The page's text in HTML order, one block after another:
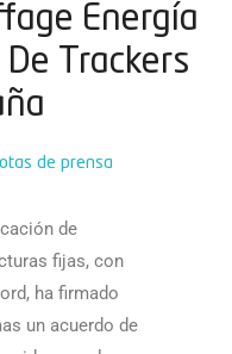
Energí­a
Trackers
de prensa
de
fijas, con
ha firmado
un acuerdo de